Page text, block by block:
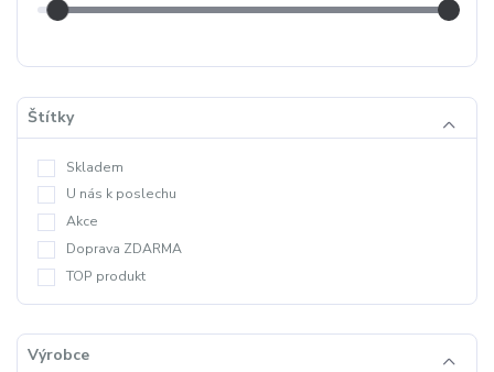
Štítky
Skladem
U nás k poslechu
Akce
Doprava ZDARMA
TOP produkt
Výrobce